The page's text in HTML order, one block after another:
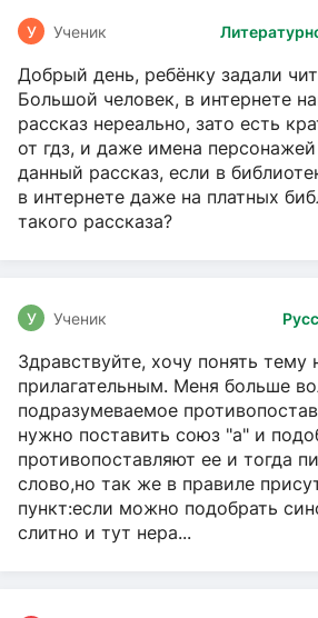
У Ученик
Добрый день, ребёнку задали
Большой человек, в интернете
рассказ нереально, зато есть
от гдз, и даже имена
данный рассказ, если в
в интернете даже на платных
такого рассказа?
У Ученик
Здравствуйте, хочу понять тему
прилагательным. Меня больше
подразумеваемое
нужно поставить союз "а" и
противопоставляют ее и тогда
слово,но так же в правиле
пункт:если можно подобрать
слитно и тут нера...